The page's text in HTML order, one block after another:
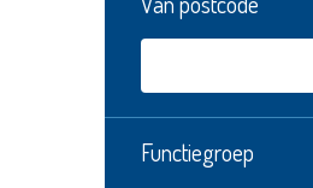
Functiegroep